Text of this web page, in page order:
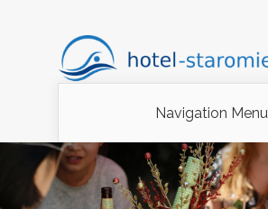
Navigation Menu